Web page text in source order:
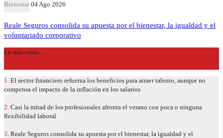
Bienestar 04 Ago 2026
Reale Seguros consolida su apuesta por el bienestar, la igualdad y el
voluntariado corporativo
Lo más visto…
1. El sector financiero refuerza los beneficios para atraer talento, aunque no
compensa el impacto de la inflación en los salarios
2. Casi la mitad de los profesionales afronta el verano con poca o ninguna
flexibilidad laboral
3. Reale Seguros consolida su apuesta por el bienestar, la igualdad y el